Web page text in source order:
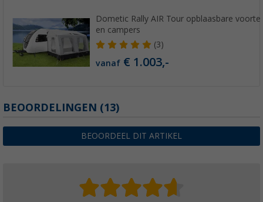
Dometic Rally AIR Tour opblaasbare
en campers
(3)
vanaf € 1.003,-
BEOORDELINGEN (13)
BEOORDEEL DIT ARTIKEL